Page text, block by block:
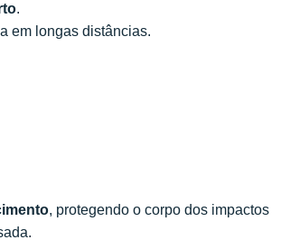
.
em longas distâncias.
, protegendo o corpo dos impactos